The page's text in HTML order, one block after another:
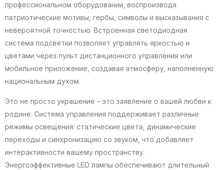
профессиональном оборудовании, воспроизводя
патриотические мотивы, гербы, символы и высказывания с
невероятной точностью. Встроенная светодиодная
система подсветки позволяет управлять яркостью и
цветами через пульт дистанционного управления или
мобильное приложение, создавая атмосферу, наполненную
национальным духом.
Это не просто украшение – это заявление о вашей любви к
родине. Система управления поддерживает различные
режимы освещения: статические цвета, динамические
переходы и синхронизацию со звуком, что добавляет
интерактивности вашему пространству.
Энергоэффективные LED лампы обеспечивают длительный